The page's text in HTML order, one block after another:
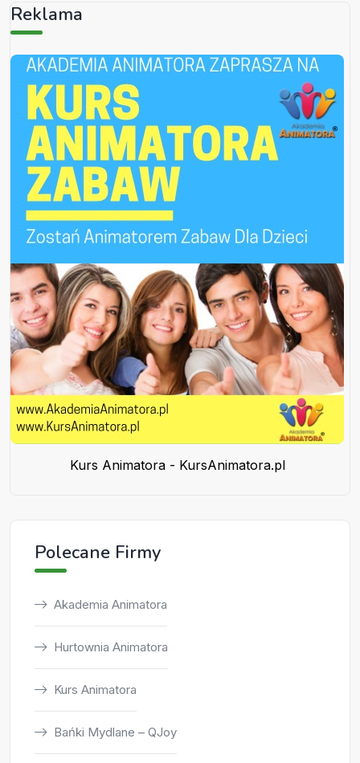
Reklama
Kurs Animatora - KursAnimatora.pl
Polecane Firmy
Akademia Animatora
Hurtownia Animatora
Kurs Animatora
Bańki Mydlane – QJoy